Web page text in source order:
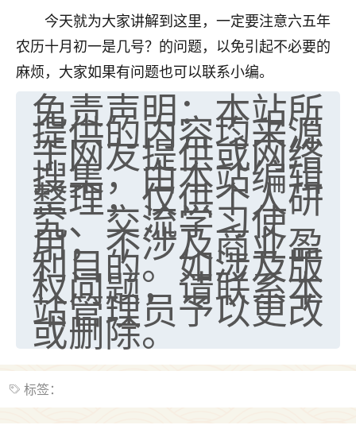
今天就为大家讲解到这里，一定要注意六五年
农历十月初一是几号？的问题，以免引起不必要的
麻烦，大家如果有问题也可以联系小编。
免责声明：本站所
提供的内容均来源
于网友提供或网络
搜集，由本站编辑
整理，仅供个人研
究、交流学习使
用，不涉及商业盈
利目的。如涉及版
权问题，请联系本
站管理员予以更改
或删除。
标签：
Jessica李
老师做不做超度法事？我想给我奶奶做超度，她今年
刚去世了。
七零老顽童 ：我母亲前年离世，刚开始我经常
做梦梦见她，后来也是朋友介绍，找到慧来老
师，安排了超度法事，做梦再也没有梦到过
了，一开始是半信半疑的，图个心安，给亡母
超度，现在看来，人不信也不行。
2天前 来自云南 11
优秀的张同学
老师收徒吗？？我对这些很感兴趣
2天前 来自山西 15